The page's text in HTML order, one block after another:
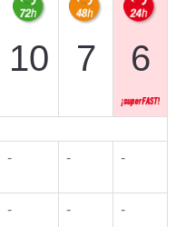
10 7 6
- - -
- - -